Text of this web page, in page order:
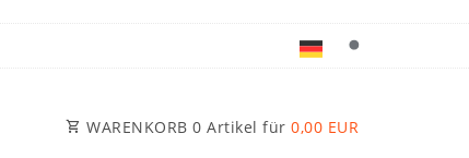
WARENKORB 0 Artikel für 0,00 EUR